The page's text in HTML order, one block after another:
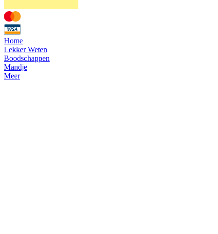
Home
Lekker Weten
Boodschappen
Mandje
Meer